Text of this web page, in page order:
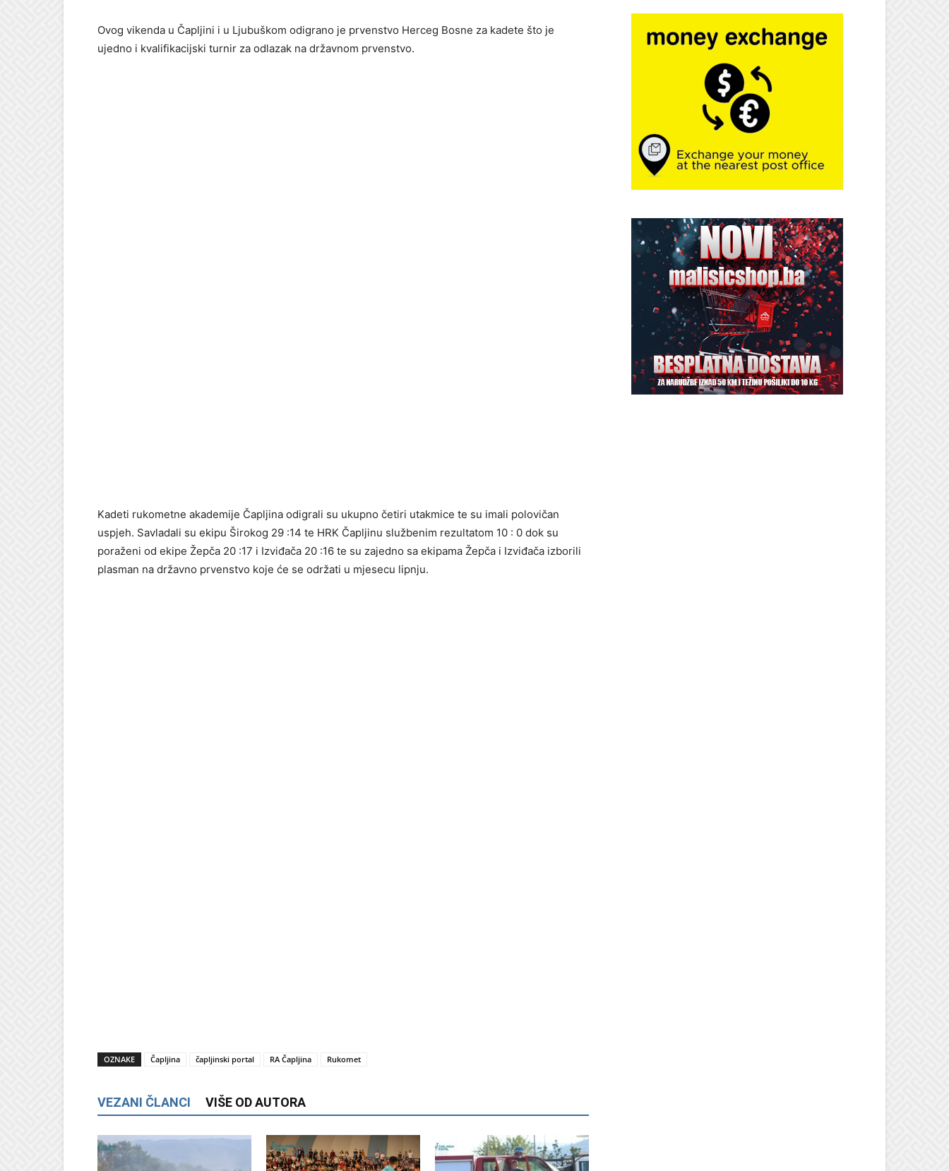
Ovog vikenda u Čapljini i u Ljubuškom odigrano je prvenstvo Herceg Bosne za kadete što je
ujedno i kvalifikacijski turnir za odlazak na državnom prvenstvo.
Kadeti rukometne akademije Čapljina odigrali su ukupno četiri utakmice te su imali polovičan
uspjeh. Savladali su ekipu Širokog 29 :14 te HRK Čapljinu službenim rezultatom 10 : 0 dok su
poraženi od ekipe Žepča 20 :17 i Izviđača 20 :16 te su zajedno sa ekipama Žepča i Izviđača izborili
plasman na državno prvenstvo koje će se održati u mjesecu lipnju.
OZNAKE Čapljina čapljinski portal RA Čapljina Rukomet
VEZANI ČLANCI VIŠE OD AUTORA